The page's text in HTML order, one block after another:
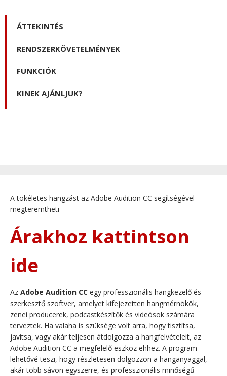
ÁTTEKINTÉS
RENDSZERKÖVETELMÉNYEK
FUNKCIÓK
KINEK AJÁNLJUK?
A tökéletes hangzást az Adobe Audition CC segítségével
megteremtheti
Árakhoz kattintson
ide
Az Adobe Audition CC egy professzionális hangkezelő és
szerkesztő szoftver, amelyet kifejezetten hangmérnökök,
zenei producerek, podcastkészítők és videósok számára
terveztek. Ha valaha is szüksége volt arra, hogy tisztítsa,
javítsa, vagy akár teljesen átdolgozza a hangfelvételeit, az
Adobe Audition CC a megfelelő eszköz ehhez. A program
lehetővé teszi, hogy részletesen dolgozzon a hanganyaggal,
akár több sávon egyszerre, és professzionális minőségű